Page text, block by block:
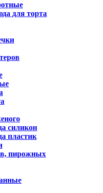
для торта
силикон
пластик
пирожных